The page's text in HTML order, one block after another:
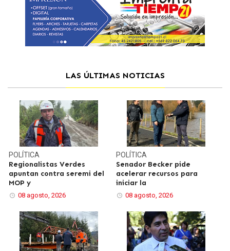
LAS ÚLTIMAS NOTICIAS
POLÍTICA
Regionalistas Verdes
apuntan contra seremi del
MOP y
08 agosto, 2026
POLÍTICA
Senador Becker pide
acelerar recursos para
iniciar la
08 agosto, 2026